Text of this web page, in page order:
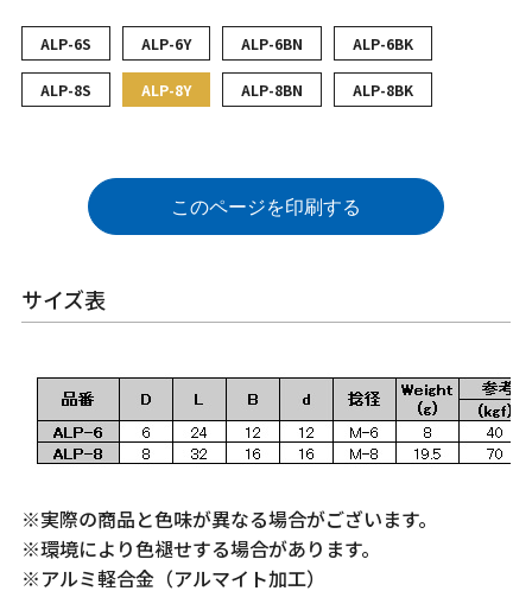
ALP-6S ALP-6Y ALP-6BN ALP-6BK
ALP-8S ALP-8Y ALP-8BN ALP-8BK
このページを印刷する
サイズ表
※実際の商品と色味が異なる場合がございます。
※環境により色褪せする場合があります。
※アルミ軽合金（アルマイト加工）